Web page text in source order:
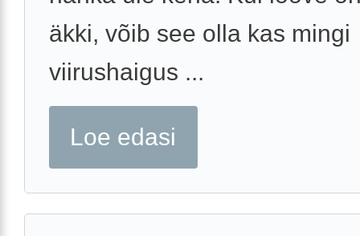
äkki, võib see olla kas mingi
viirushaigus ...
Loe edasi